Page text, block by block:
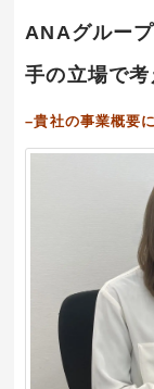
ANAグルー
手の立場で
–貴社の事業概要